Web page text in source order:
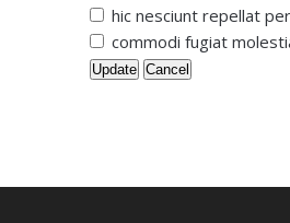
hic nesciunt repellat
commodi fugiat
Update Cancel